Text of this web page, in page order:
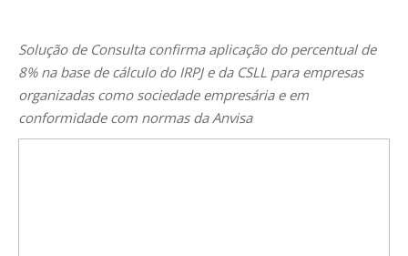
Solução de Consulta confirma aplicação do percentual de
8% na base de cálculo do IRPJ e da CSLL para empresas
organizadas como sociedade empresária e em
conformidade com normas da Anvisa